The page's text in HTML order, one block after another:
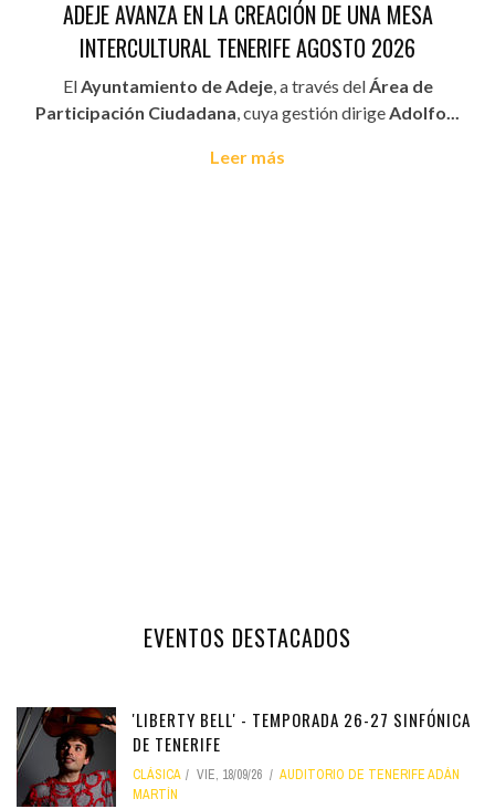
ADEJE AVANZA EN LA CREACIÓN DE UNA MESA
INTERCULTURAL TENERIFE AGOSTO 2026
ElAyuntamiento de Adeje, a través delÁrea de
Participación Ciudadana, cuya gestión dirigeAdolfo...
Leer más
EVENTOS DESTACADOS
'LIBERTY BELL' - TEMPORADA 26-27 SINFÓNICA
DE TENERIFE
CLÁSICA VIE, 18/09/26
AUDITORIO DE TENERIFE ADÁN
MARTÍN